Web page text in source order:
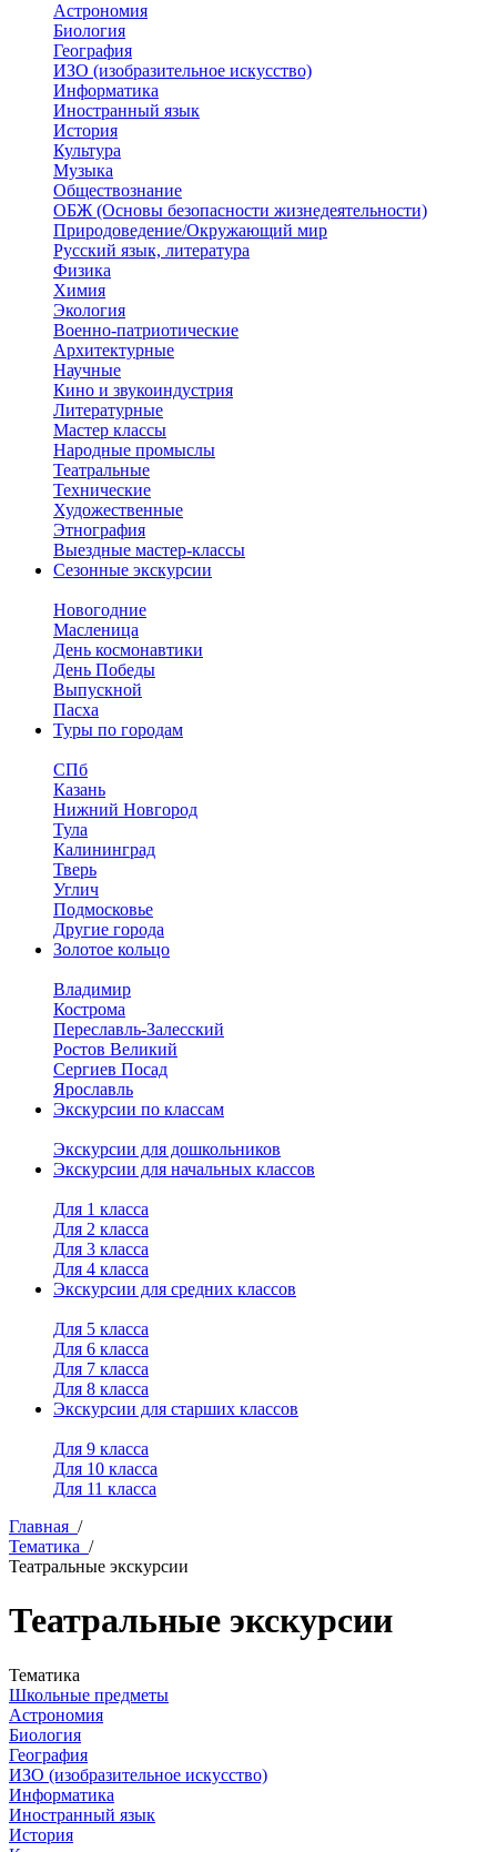
Астрономия
Биология
География
ИЗО (изобразительное искусство)
Информатика
Иностранный язык
История
Культура
Музыка
Обществознание
ОБЖ (Основы безопасности жизнедеятельности)
Природоведение/Окружающий мир
Русский язык, литература
Физика
Химия
Экология
Военно-патриотические
Архитектурные
Научные
Кино и звукоиндустрия
Литературные
Мастер классы
Народные промыслы
Театральные
Технические
Художественные
Этнография
Выездные мастер-классы
Сезонные экскурсии
Новогодние
Масленица
День космонавтики
День Победы
Выпускной
Пасха
Туры по городам
СПб
Казань
Нижний Новгород
Тула
Калининград
Тверь
Углич
Подмосковье
Другие города
Золотое кольцо
Владимир
Кострома
Переславль-Залесский
Ростов Великий
Сергиев Посад
Ярославль
Экскурсии по классам
Экскурсии для дошкольников
Экскурсии для начальных классов
Для 1 класса
Для 2 класса
Для 3 класса
Для 4 класса
Экскурсии для средних классов
Для 5 класса
Для 6 класса
Для 7 класса
Для 8 класса
Экскурсии для старших классов
Для 9 класса
Для 10 класса
Для 11 класса
Главная /
Тематика /
Театральные экскурсии
Театральные экскурсии
Тематика
Школьные предметы
Астрономия
Биология
География
ИЗО (изобразительное искусство)
Информатика
Иностранный язык
История